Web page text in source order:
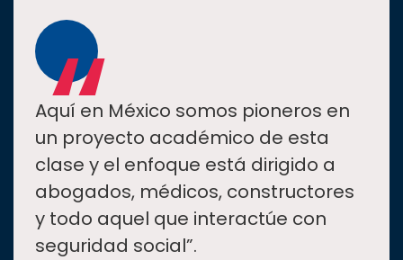
“
Aquí en México somos pioneros en
un proyecto académico de esta
clase y el enfoque está dirigido a
abogados, médicos, constructores
y todo aquel que interactúe con
seguridad social”.